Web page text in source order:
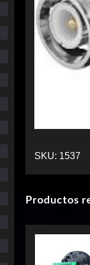
SKU: 1537
Productos